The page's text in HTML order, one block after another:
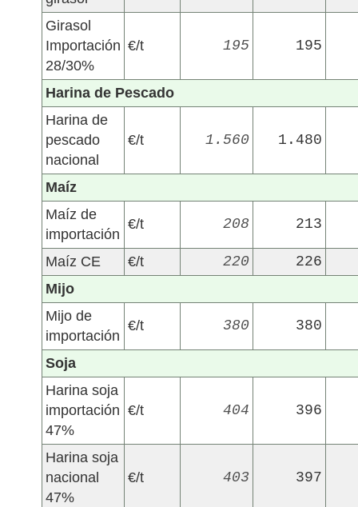
Girasol
Importación
28/30%
€/t 195 195
Harina de Pescado
Harina de
pescado
nacional
€/t 1.560 1.480
Maíz
Maíz de
importación
€/t 208 213
Maíz CE €/t 220
226
Mijo
Mijo de
importación
€/t 380 380
Soja
Harina soja
importación
47%
€/t 404 396
Harina soja
nacional
47%
€/t 403 397